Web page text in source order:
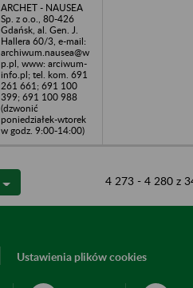
ARCHET - NAUSEA
Sp. z o.o., 80-426
Gdańsk, al. Gen. J.
Hallera 60/3, e-mail:
archiwum.nausea@w
p.pl, www: arciwum-
info.pl; tel. kom. 691
261 661; 691 100
399; 691 100 988
(dzwonić
poniedziałek-wtorek
w godz. 9:00-14:00)
4 273 - 4 280 z
Ustawienia plików cookies